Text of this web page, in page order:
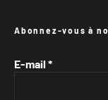
Abonnez-vous à
E-mail *